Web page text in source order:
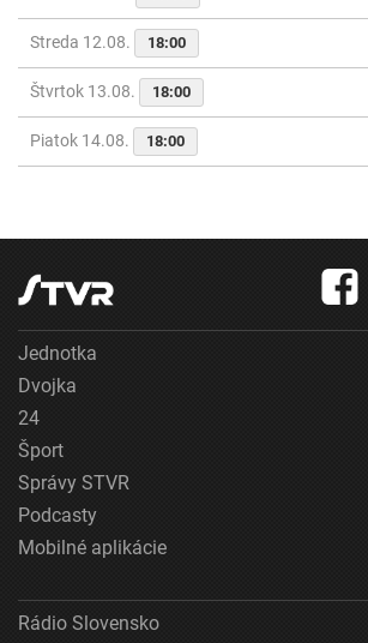
Streda 12.08. 18:00
Štvrtok 13.08. 18:00
Piatok 14.08. 18:00
Jednotka
Dvojka
24
Šport
Správy STVR
Podcasty
Mobilné aplikácie
Rádio Slovensko